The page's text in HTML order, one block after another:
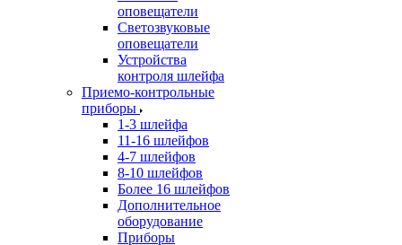
оповещатели
Светозвуковые
оповещатели
Устройства
контроля шлейфа
Приемо-контрольные
приборы
1-3 шлейфа
11-16 шлейфов
4-7 шлейфов
8-10 шлейфов
Более 16 шлейфов
Дополнительное
оборудование
Приборы